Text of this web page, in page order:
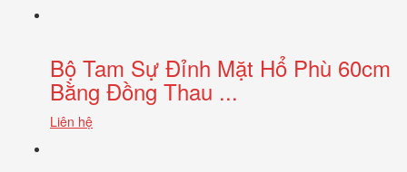
Bộ Tam Sự Đỉnh Mặt Hổ Phù 60cm
Bằng Đồng Thau ...
Liên hệ